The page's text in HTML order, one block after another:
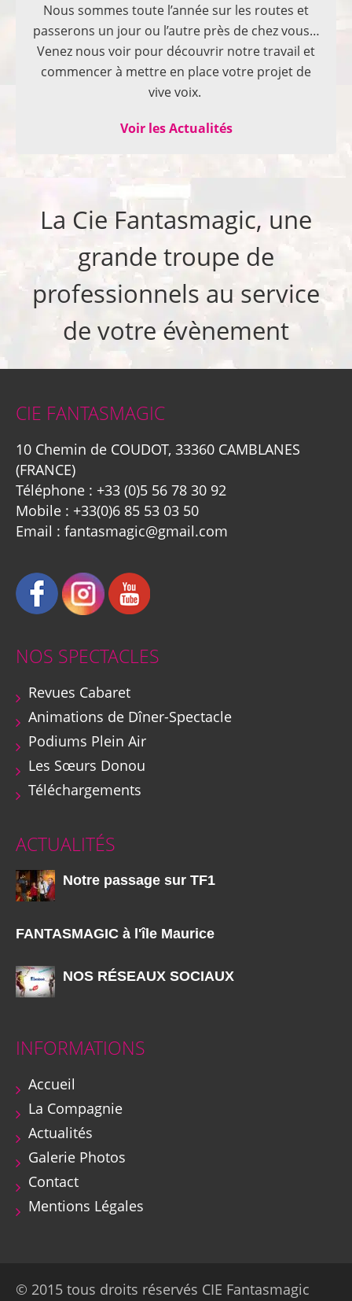
Nous sommes toute l’année sur les routes et
passerons un jour ou l’autre près de chez vous…
Venez nous voir pour découvrir notre travail et
commencer à mettre en place votre projet de
vive voix.
Voir les Actualités
La Cie Fantasmagic, une
grande troupe de
professionnels au service
de votre évènement
CIE FANTASMAGIC
10 Chemin de COUDOT, 33360 CAMBLANES
(FRANCE)
Téléphone : +33 (0)5 56 78 30 92
Mobile : +33(0)6 85 53 03 50
Email : fantasmagic@gmail.com
NOS SPECTACLES
Revues Cabaret
Animations de Dîner-Spectacle
Podiums Plein Air
Les Sœurs Donou
Téléchargements
ACTUALITÉS
Notre passage sur TF1
FANTASMAGIC à l'île Maurice
NOS RÉSEAUX SOCIAUX
INFORMATIONS
Accueil
La Compagnie
Actualités
Galerie Photos
Contact
Mentions Légales
© 2015 tous droits réservés CIE Fantasmagic